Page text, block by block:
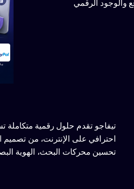
والوجود الرقمي
تيفاجو تقدم حلول رقمية
احترافي على الإنترنت، من تصميم
تحسين محركات البحث، الهوية